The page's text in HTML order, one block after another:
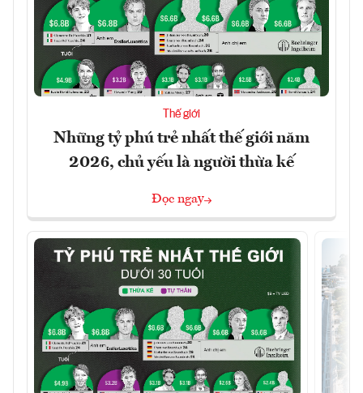
Thế giới
Những tỷ phú trẻ nhất thế giới năm
2026, chủ yếu là người thừa kế
Đọc ngay